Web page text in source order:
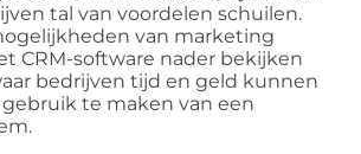
tal van voordelen schuilen.
van marketing
CRM-software nader bekijken
bedrijven tijd en geld kunnen
te maken van een